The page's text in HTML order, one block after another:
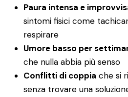
Paura intensa e
sintomi fisici come
respirare
Umore basso per
che nulla abbia più senso
Conflitti di coppia che si
senza trovare una